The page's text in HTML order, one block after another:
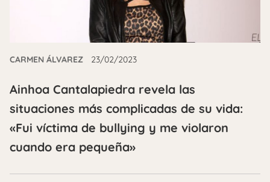
CARMEN ÁLVAREZ 23/02/2023
Ainhoa Cantalapiedra revela las
situaciones más complicadas de su vida:
«Fui víctima de bullying y me violaron
cuando era pequeña»